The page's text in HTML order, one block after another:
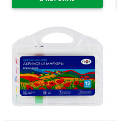
арт.26032025_240